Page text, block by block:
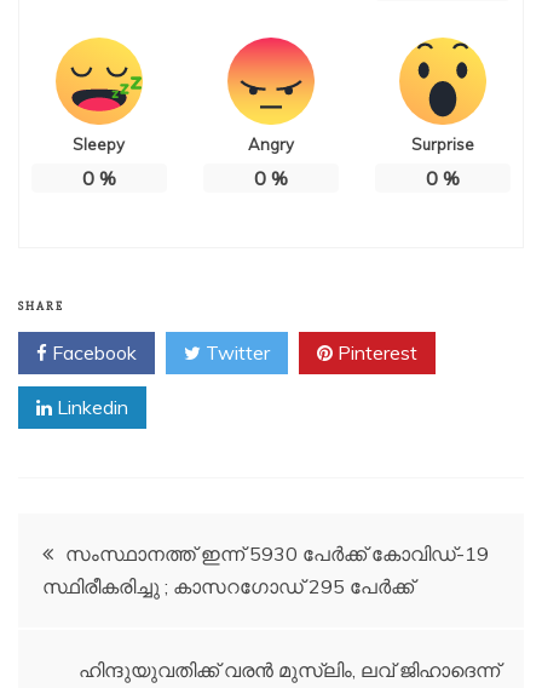
Sleepy
0%
Angry
0%
Surprise
0%
SHARE
Facebook Twitter Pinterest
Linkedin
Post
navigation
സംസ്ഥാനത്ത് ഇന്ന് 5930 പേര്‍ക്ക് കോവിഡ്-19
സ്ഥിരീകരിച്ചു ; കാസറഗോഡ് 295 പേർക്ക്
ഹിന്ദുയുവതിക്ക് വരന്‍ മുസ്‌ലിം, ലവ് ജിഹാദെന്ന്